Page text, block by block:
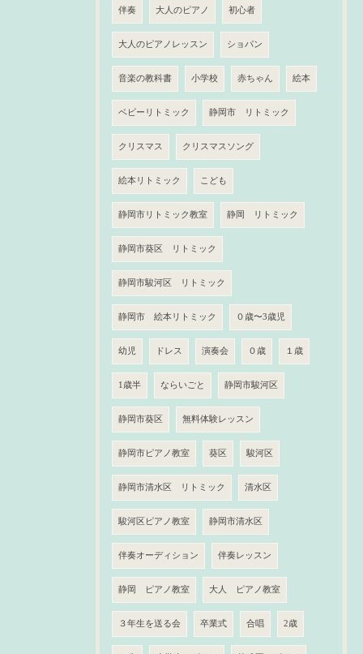
伴奏 大人のピアノ 初心者
大人のピアノレッスン ショパン
音楽の教科書 小学校 赤ちゃん 絵本
ベビーリトミック 静岡市 リトミック
クリスマス クリスマスソング
絵本リトミック こども
静岡市リトミック教室 静岡 リトミック
静岡市葵区 リトミック
静岡市駿河区 リトミック
静岡市 絵本リトミック ０歳〜3歳児
幼児 ドレス 演奏会 ０歳 １歳
1歳半 ならいごと 静岡市駿河区
静岡市葵区 無料体験レッスン
静岡市ピアノ教室 葵区 駿河区
静岡市清水区 リトミック 清水区
駿河区ピアノ教室 静岡市清水区
伴奏オーディション 伴奏レッスン
静岡 ピアノ教室 大人 ピアノ教室
３年生を送る会 卒業式 合唱 2歳